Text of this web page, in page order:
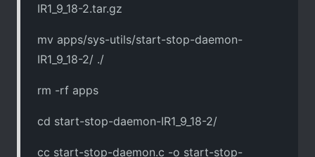
IR1_9_18-2.tar.gz
mv apps/sys-utils/start-stop-daemon-
IR1_9_18-2/ ./
rm -rf apps
cd start-stop-daemon-IR1_9_18-2/
cc start-stop-daemon.c -o start-stop-